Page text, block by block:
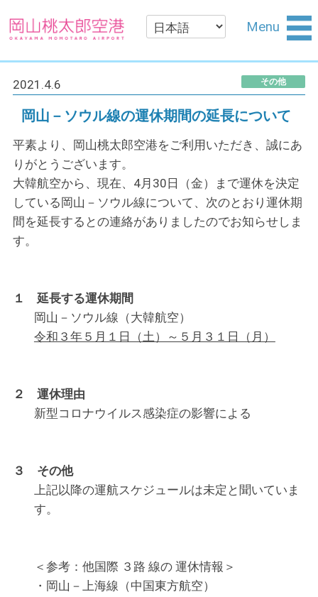
Menu
その他
2021.4.6
岡山－ソウル線の運休期間の延長について
平素より、岡山桃太郎空港をご利用いただき、誠にあ
りがとうございます。
大韓航空から、現在、4月30日（金）まで運休を決定
している岡山－ソウル線について、次のとおり運休期
間を延長するとの連絡がありましたのでお知らせしま
す。
１ 延長する運休期間
岡山－ソウル線（大韓航空）
令和３年５月１日（土）～５月３１日（月）
２ 運休理由
新型コロナウイルス感染症の影響による
３ その他
上記以降の運航スケジュールは未定と聞いていま
す。
＜参考：他国際 ３路 線の 運休情報＞
・岡山－上海線（中国東方航空）